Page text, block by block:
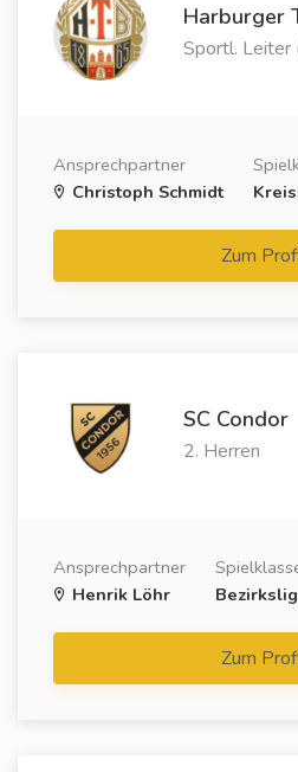
Harburger
Sportl. Leiter
Ansprechpartner
Christoph Schmidt
Zum
SC Condor
2. Herren
Ansprechpartner
Henrik Löhr
Zum